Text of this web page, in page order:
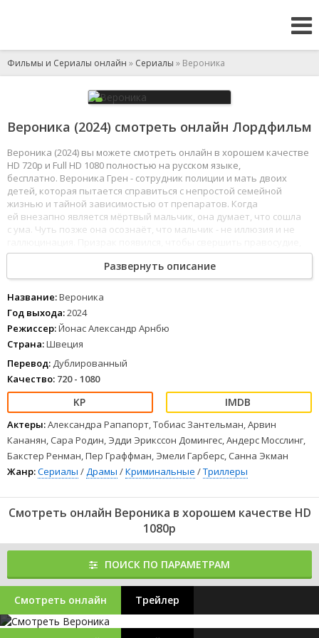
Фильмы и Сериалы онлайн » Сериалы » Вероника
Вероника (2024) смотреть онлайн Лордфильм
Вероника (2024) вы можете смотреть онлайн в хорошем качестве
HD 720p и Full HD 1080 полностью на русском языке,
бесплатно. Вероника Грен - сотрудник полиции и мать двоих
детей, которая пытается справиться с непростой семейной
жизнью и тайной зависимостью от препаратов. Когда
ей внезапно является мёртвый мальчик, она думает, что сошла
с ума. Чуть позже она осознаёт, что мальчик - не иллюзия и не
и пришел он не один.
Развернуть описание
Название:Вероника
Год выхода:2024
Режиссер:Йонас Александр Арнбю
Страна:Швеция
Перевод: Дублированный
Качество: 720 - 1080
Актеры:Александра Рапапорт, Тобиас Зантельман, Арвин
Кананян, Сара Родин, Эдди Эрикссон Домингес, Андерс Мосслинг,
Бакстер Ренман, Пер Граффман, Эмели Гарберс, Санна Экман
Жанр:Сериалы /Драмы /Криминальные /Триллеры
Смотреть онлайн Вероника в хорошем качестве HD
1080p
ПОИСК ПО ПАРАМЕТРАМ
Смотреть онлайн Трейлер